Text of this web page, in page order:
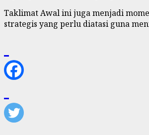
Taklimat Awal ini juga menjadi
strategis yang perlu diatasi guna